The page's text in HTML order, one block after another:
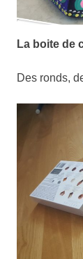
La boite de
Des ronds,